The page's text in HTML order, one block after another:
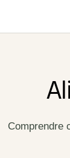
Comprendre